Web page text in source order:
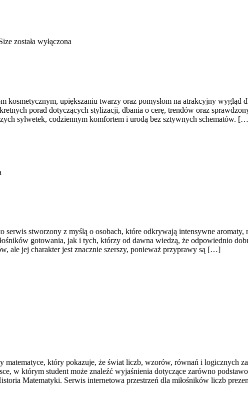
została wyłączona
kosmetycznym, upiększaniu twarzy oraz pomysłom na atrakcyjny wygląd
porad dotyczących stylizacji, dbania o cerę, trendów oraz
sylwetek, codziennym komfortem i urodą bez sztywnych schematów.
serwis stworzony z myślą o osobach, które odkrywają intensywne
gotowania, jak i tych, którzy od dawna wiedzą, że odpowiednio
ale jej charakter jest znacznie szerszy, ponieważ przyprawy są […]
który pokazuje, że świat liczb, wzorów, równań i logicznych
w którym student może znaleźć wyjaśnienia dotyczące zarówno
Matematyki. Serwis internetowa przestrzeń dla miłośników liczb